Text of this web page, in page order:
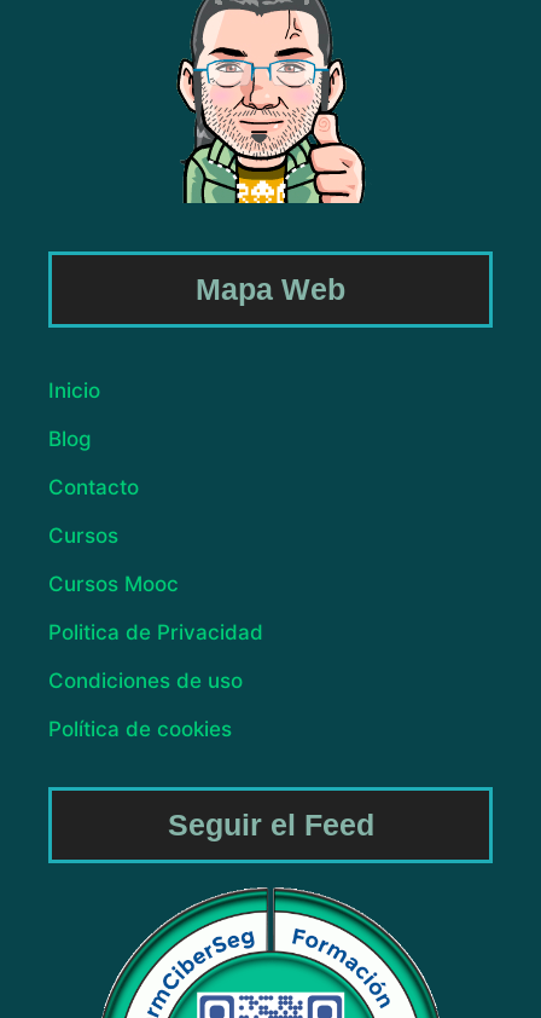
Mapa Web
Inicio
Blog
Contacto
Cursos
Cursos Mooc
Politica de Privacidad
Condiciones de uso
Política de cookies
Seguir el Feed